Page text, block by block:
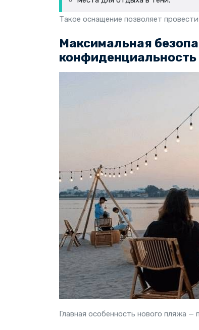
Такое оснащение позволяет
Максимальная
конфиденциальность
Главная особенность нового пляжа